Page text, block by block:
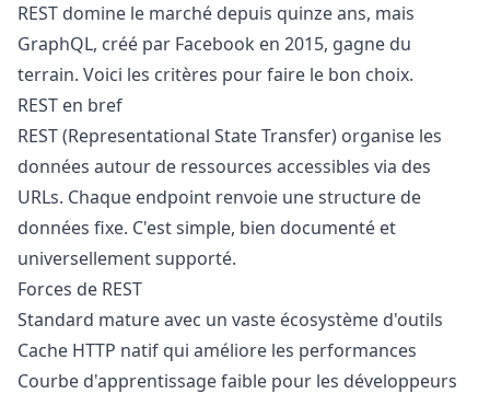
REST domine le marché depuis quinze ans, mais
GraphQL, créé par Facebook en 2015, gagne du
terrain. Voici les critères pour faire le bon choix.
REST en bref
REST (Representational State Transfer) organise les
données autour de ressources accessibles via des
URLs. Chaque endpoint renvoie une structure de
données fixe. C'est simple, bien documenté et
universellement supporté.
Forces de REST
Standard mature avec un vaste écosystème d'outils
Cache HTTP natif qui améliore les performances
Courbe d'apprentissage faible pour les développeurs